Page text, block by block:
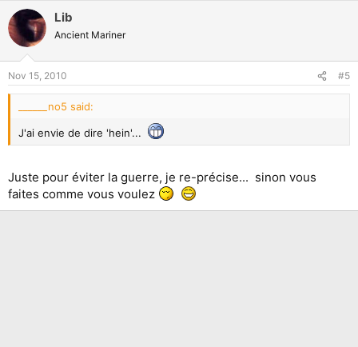
Lib
Ancient Mariner
Nov 15, 2010 #5
______no5 said:
J'ai envie de dire 'hein'...
Juste pour éviter la guerre, je re-précise... sinon vous
faites comme vous voulez